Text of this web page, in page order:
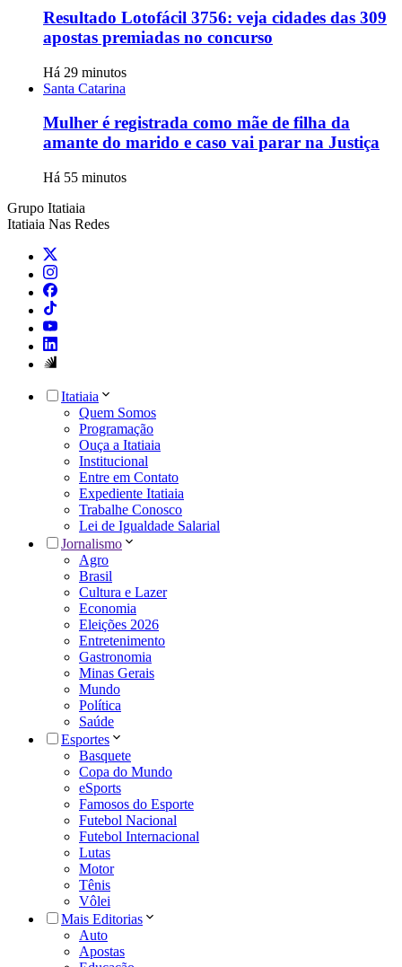
Resultado Lotofácil 3756: veja cidades das 309
apostas premiadas no concurso
Há 29 minutos
Santa Catarina
Mulher é registrada como mãe de filha da
amante do marido e caso vai parar na Justiça
Há 55 minutos
Grupo Itatiaia
Itatiaia Nas Redes
Itatiaia
Quem Somos
Programação
Ouça a Itatiaia
Institucional
Entre em Contato
Expediente Itatiaia
Trabalhe Conosco
Lei de Igualdade Salarial
Jornalismo
Agro
Brasil
Cultura e Lazer
Economia
Eleições 2026
Entretenimento
Gastronomia
Minas Gerais
Mundo
Política
Saúde
Esportes
Basquete
Copa do Mundo
eSports
Famosos do Esporte
Futebol Nacional
Futebol Internacional
Lutas
Motor
Tênis
Vôlei
Mais Editorias
Auto
Apostas